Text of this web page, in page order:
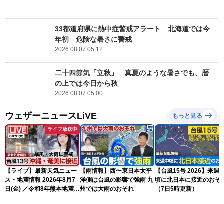
33都道府県に熱中症警戒アラート 北海道では今
年初 危険な暑さに警戒
2026.08.07 05:12
二十四節気「立秋」 真夏のような暑さでも、暦
の上では今日から秋
2026.08.07 05:00
ウェザーニュースLiVE もっと見る
ライブ放送中
【ライブ】最新天気ニュー
ス・地震情報 2026年8月7
日(金) ／令和8年熊本地震情
【雨情報】西〜東日本太平
洋側は台風の影響で強雨 九
州では大雨のおそれ
【台風15号 2026】来週
頃に北日本に接近のおそ
（7日5時更新）